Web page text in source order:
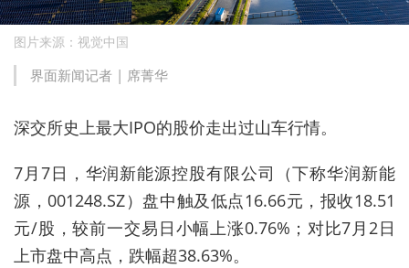
图片来源：视觉中国
界面新闻记者 | 席菁华
深交所史上最大IPO的股价走出过山车行情。
7月7日，华润新能源控股有限公司（下称华润新能
源，001248.SZ） 盘中触及低点16.66元， 报收18.51
元/股，较前一交易日小幅上涨0.76%；对比7月2日
上市盘中高点，跌幅超38.63%。